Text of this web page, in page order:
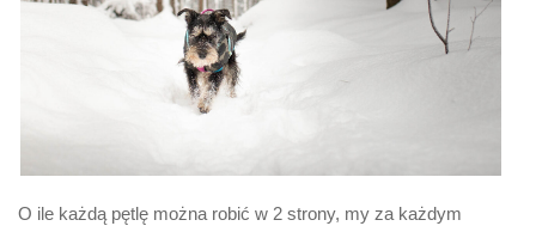
O ile każdą pętlę można robić w 2 strony, my za każdym